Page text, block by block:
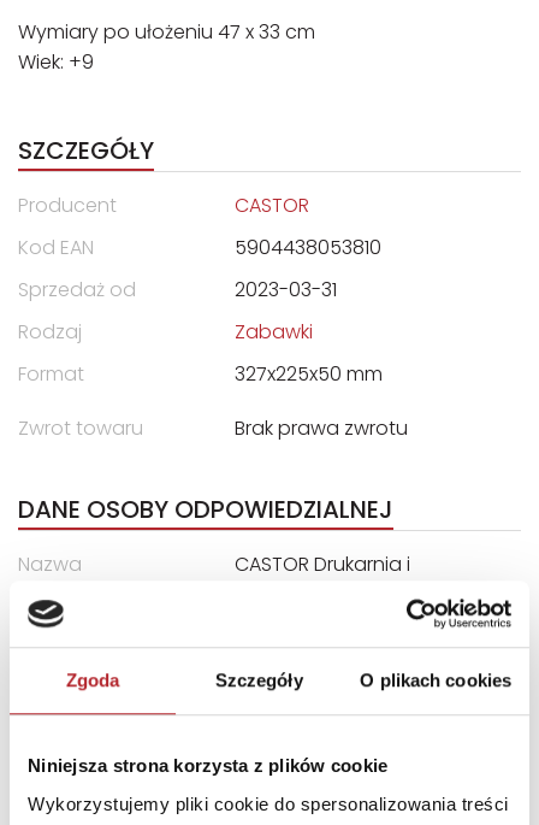
Zgoda Szczegóły O plikach cookies
Niniejsza strona korzysta z plików cookie
Wykorzystujemy pliki cookie do spersonalizowania treści
Wymiary po ułożeniu 47 x 33 cm
Wiek: +9
SZCZEGÓŁY
Producent
CASTOR
Kod EAN
5904438053810
Sprzedaż od
2023-03-31
Rodzaj
Zabawki
Format
327x225x50 mm
Zwrot towaru
Brak prawa zwrotu
DANE OSOBY ODPOWIEDZIALNEJ
Nazwa
CASTOR Drukarnia i
Wydawnictwo, Marek
Bryła, Wojciech Lipiński Sp.
Jawna
ul. Władysława Łokietka 119
Miasto
Kraków